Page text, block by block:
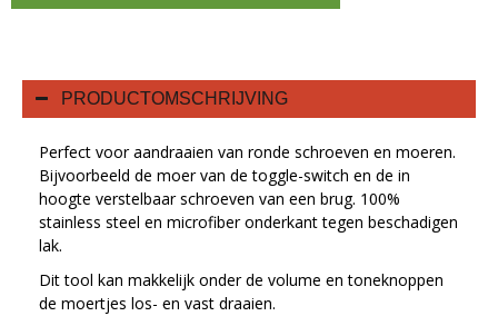
PRODUCTOMSCHRIJVING
Perfect voor aandraaien van ronde schroeven en moeren.
Bijvoorbeeld de moer van de toggle-switch en de in
hoogte verstelbaar schroeven van een brug. 100%
stainless steel en microfiber onderkant tegen beschadigen
lak.
Dit tool kan makkelijk onder de volume en toneknoppen
de moertjes los- en vast draaien.